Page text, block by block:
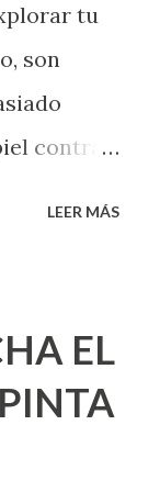
tu
son
contra
algo
una
LEER MÁS
EL